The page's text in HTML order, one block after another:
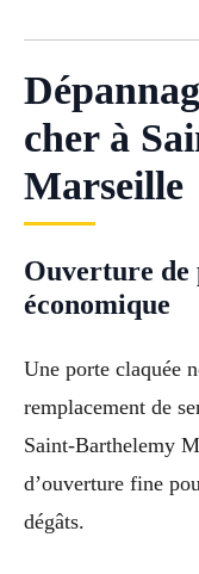
cher à
Marseille
Ouverture de
économique
Une porte claquée
remplacement de
Saint-Barthelemy
d’ouverture fine
dégâts.